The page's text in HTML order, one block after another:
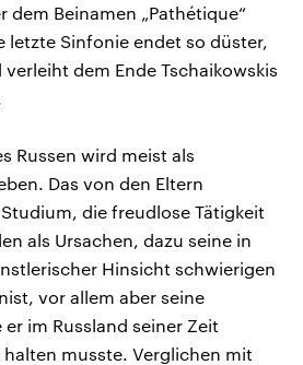
dem Beinamen „Pathétique“
letzte Sinfonie endet so düster,
dem Ende Tschaikowskis
Russen wird meist als
Das von den Eltern
die freudlose Tätigkeit
als Ursachen, dazu seine in
Hinsicht schwierigen
vor allem aber seine
im Russland seiner Zeit
musste. Verglichen mit